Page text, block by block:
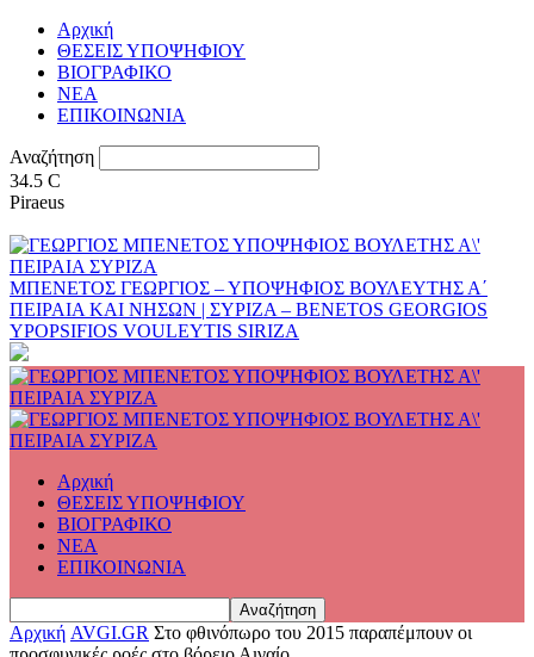
Αρχική
ΘΕΣΕΙΣ ΥΠΟΨΗΦΙΟΥ
ΒΙΟΓΡΑΦΙΚΟ
ΝΕΑ
ΕΠΙΚΟΙΝΩΝΙΑ
Αναζήτηση
34.5 C
Piraeus
ΜΠΕΝΕΤΟΣ ΓΕΩΡΓΙΟΣ – ΥΠΟΨΗΦΙΟΣ ΒΟΥΛΕΥΤΗΣ Α΄
ΠΕΙΡΑΙΑ ΚΑΙ ΝΗΣΩΝ | ΣΥΡΙΖΑ – BENETOS GEORGIOS
YPOPSIFIOS VOULEYTIS SIRIZA
Αρχική
ΘΕΣΕΙΣ ΥΠΟΨΗΦΙΟΥ
ΒΙΟΓΡΑΦΙΚΟ
ΝΕΑ
ΕΠΙΚΟΙΝΩΝΙΑ
Αρχική AVGI.GR Στο φθινόπωρο του 2015 παραπέμπουν οι